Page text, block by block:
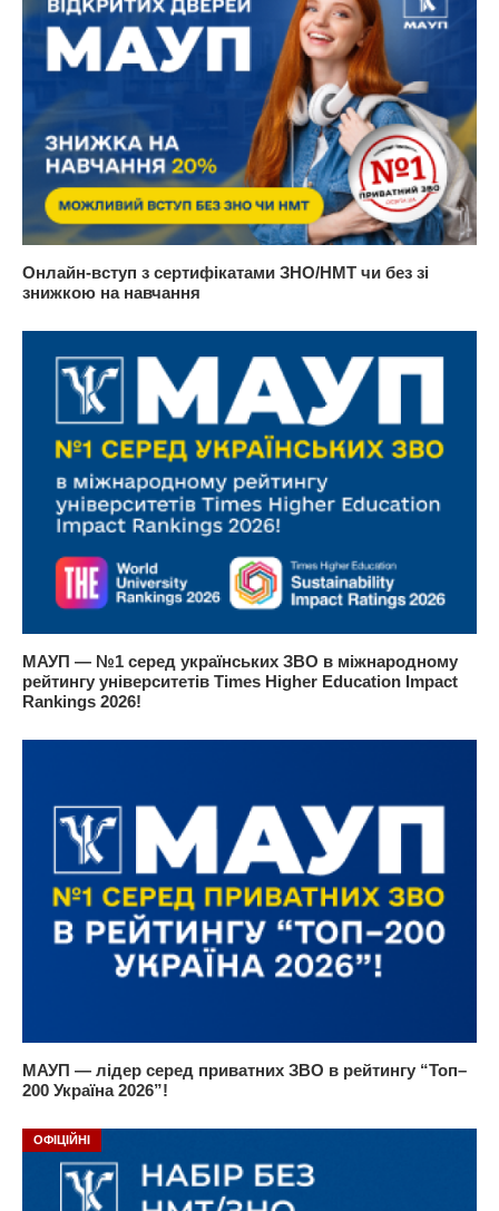
Онлайн-вступ з сертифікатами ЗНО/НМТ чи без зі
знижкою на навчання
МАУП — №1 серед українських ЗВО в міжнародному
рейтингу університетів Times Higher Education Impact
Rankings 2026!
МАУП — лідер серед приватних ЗВО в рейтингу “Топ–
200 Україна 2026”!
ОФІЦІЙНІ